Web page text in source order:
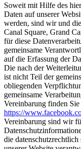
Soweit mit Hilfe des
Daten auf unserer
werden, sind wir und
Canal Square, Grand
für diese
gemeinsame
auf die Erfassung der
Die nach der
ist nicht Teil der
obliegenden
gemeinsame
Vereinbarung finden Sie
https://
Vereinbarung sind wir
die